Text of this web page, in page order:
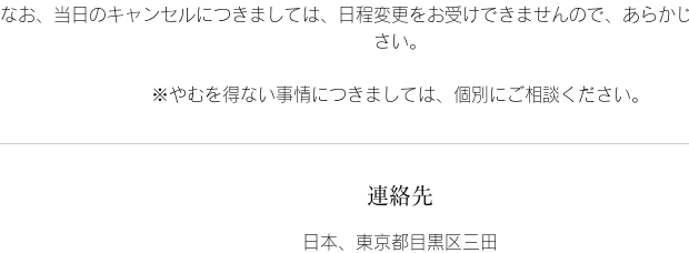
なお、当日のキャンセルにつきましては、日程変更をお受けできませんので、あらか
さい。
※やむを得ない事情につきましては、個別にご相談ください。
連絡先
日本、東京都目黒区三田